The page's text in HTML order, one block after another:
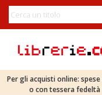
Per gli acquisti online:
o con tessera